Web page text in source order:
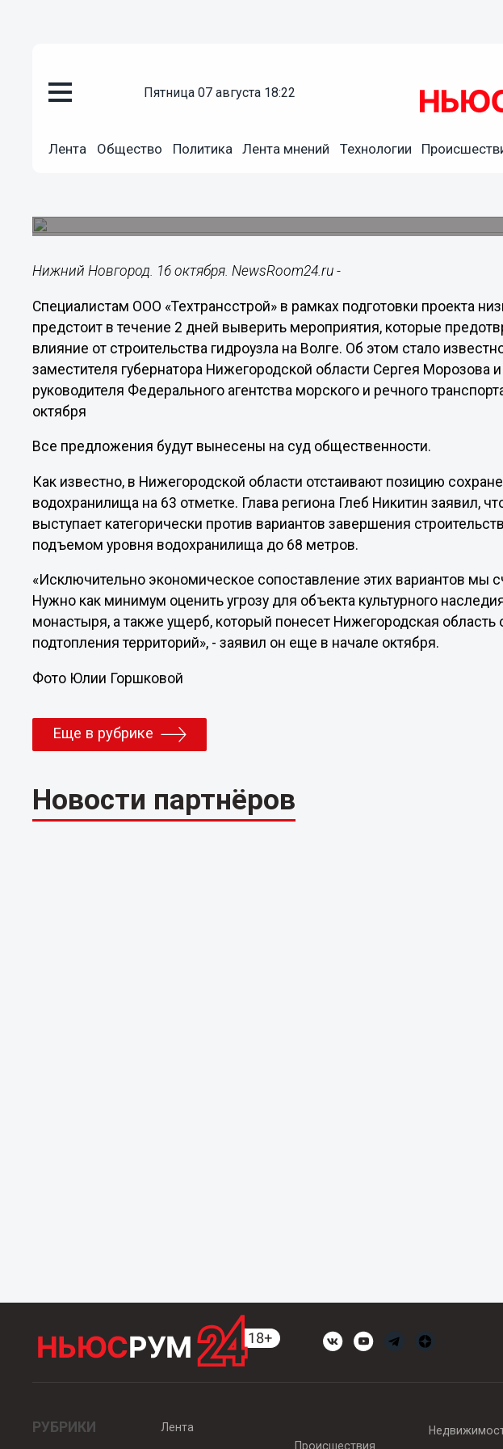
пятница 07 августа 18:22
Лента Общество Политика Лента мнений Технологии
В Нижегородской области обсудили вопросы
Нижний Новгород. 16 октября. NewsRoom24.ru -
Специалистам ООО «Техтрансстрой» в рамках подготовки проекта
предстоит в течение 2 дней выверить мероприятия, которые
влияние от строительства гидроузла на Волге. Об этом стало
заместителя губернатора Нижегородской области Сергея Морозова
руководителя Федерального агентства морского и речного
октября
Все предложения будут вынесены на суд общественности.
Как известно, в Нижегородской области отстаивают позицию
водохранилища на 63 отметке. Глава региона Глеб Никитин заявил,
выступает категорически против вариантов завершения
подъемом уровня водохранилища до 68 метров.
«Исключительно экономическое сопоставление этих вариантов мы
Нужно как минимум оценить угрозу для объекта культурного
монастыря, а также ущерб, который понесет Нижегородская область
подтопления территорий», - заявил он еще в начале октября.
Фото Юлии Горшковой
Еще в рубрике
Новости партнёров
РУБРИКИ
Лента
Происшествия